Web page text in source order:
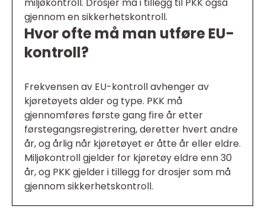
miljøkontroll. Drosjer må i tillegg til PKK også
gjennom en sikkerhetskontroll.
Hvor ofte må man utføre EU-
kontroll?
Frekvensen av EU-kontroll avhenger av
kjøretøyets alder og type. PKK må
gjennomføres første gang fire år etter
førstegangsregistrering, deretter hvert andre
år, og årlig når kjøretøyet er åtte år eller eldre.
Miljøkontroll gjelder for kjøretøy eldre enn 30
år, og PKK gjelder i tillegg for drosjer som må
gjennom sikkerhetskontroll.